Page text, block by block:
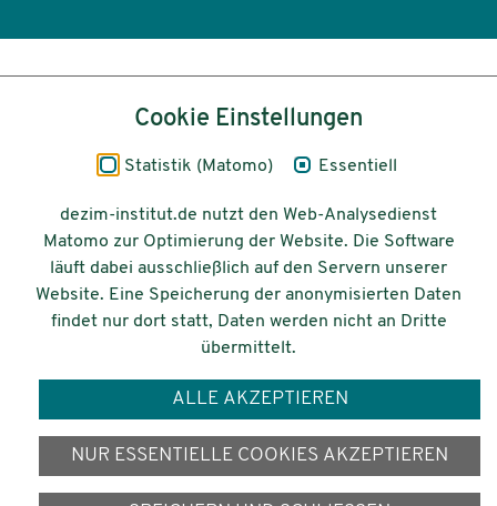
Impressum
Datenschutz
Barrierefreiheit
© 2026 Deutsches Zentrum für
Integrations-
und Migrationsforschung DeZIM e.V.
Cookie Einstellungen
Statistik (Matomo) Essentiell
dezim-institut.de nutzt den Web-Analysedienst
Matomo zur Optimierung der Website. Die Software
läuft dabei ausschließlich auf den Servern unserer
Website. Eine Speicherung der anonymisierten Daten
findet nur dort statt, Daten werden nicht an Dritte
übermittelt.
ALLE AKZEPTIEREN
NUR ESSENTIELLE COOKIES AKZEPTIEREN